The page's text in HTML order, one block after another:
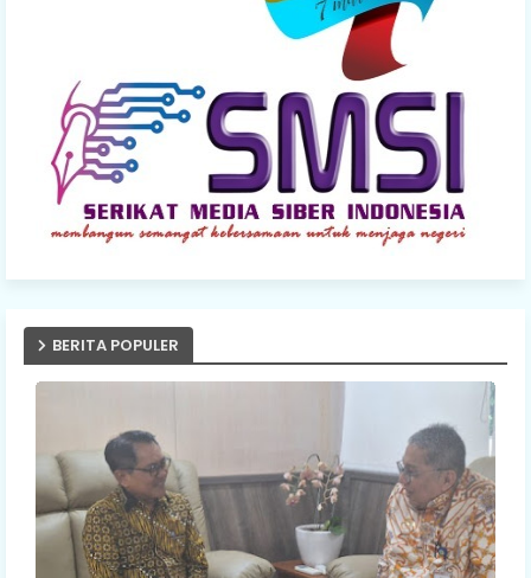
BERITA POPULER